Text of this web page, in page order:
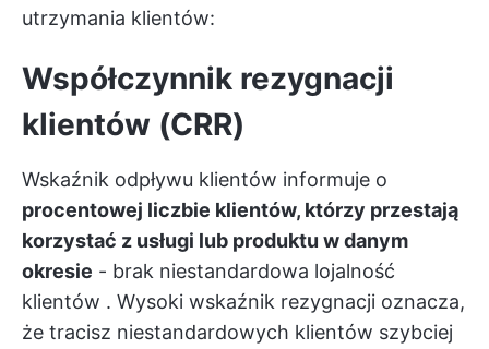
utrzymania klientów:
Współczynnik rezygnacji
klientów (CRR)
Wskaźnik odpływu klientów informuje o
procentowej liczbie klientów, którzy przestają
korzystać z usługi lub produktu w danym
okresie - brak niestandardowa lojalność
klientów . Wysoki wskaźnik rezygnacji oznacza,
że tracisz niestandardowych klientów szybciej